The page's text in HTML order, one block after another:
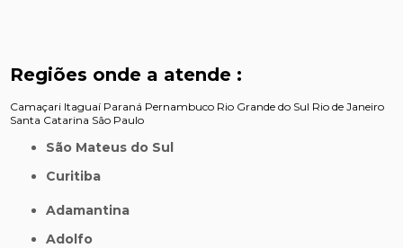
Regiões onde a atende :
Camaçari Itaguaí Paraná Pernambuco Rio Grande do Sul Rio de Janeiro
Santa Catarina São Paulo
São Mateus do Sul
Curitiba
Adamantina
Adolfo